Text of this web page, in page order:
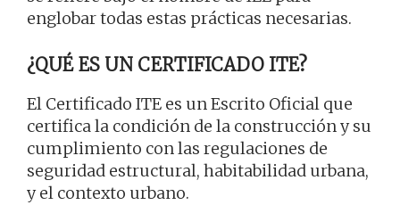
englobar todas estas prácticas necesarias.
¿QUÉ ES UN CERTIFICADO ITE?
El Certificado ITE es un Escrito Oficial que
certifica la condición de la construcción y su
cumplimiento con las regulaciones de
seguridad estructural, habitabilidad urbana,
y el contexto urbano.